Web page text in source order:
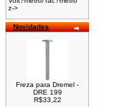
z->
Novidades
Freza para Dremel -
DRE 199
R$33,22